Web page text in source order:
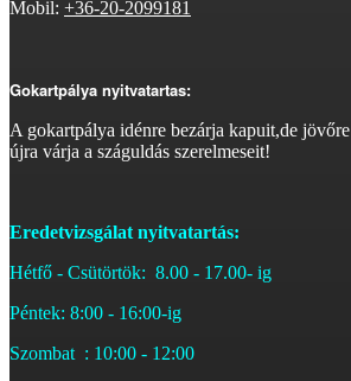
Mobil: +36-20-2099181
Gokartpálya nyitvatartas:
A gokartpálya idénre bezárja kapuit,de jövőre
újra várja a száguldás szerelmeseit!
Eredetvizsgálat nyitvatartás:
Hétfő - Csütörtök: 8.00 - 17.00- ig
Péntek: 8:00 - 16:00-ig
Szombat : 10:00 - 12:00